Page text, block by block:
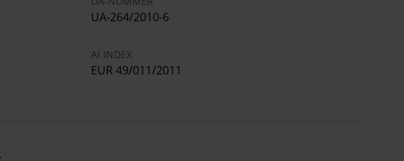
UA-264/2010-6
AI INDEX
EUR 49/011/2011